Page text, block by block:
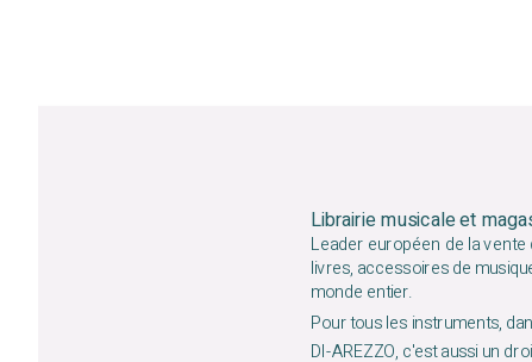
Librairie musicale et
Leader européen de la
livres, accessoires de
monde entier.
Pour tous les instruments,
DI-AREZZO, c'est aussi un